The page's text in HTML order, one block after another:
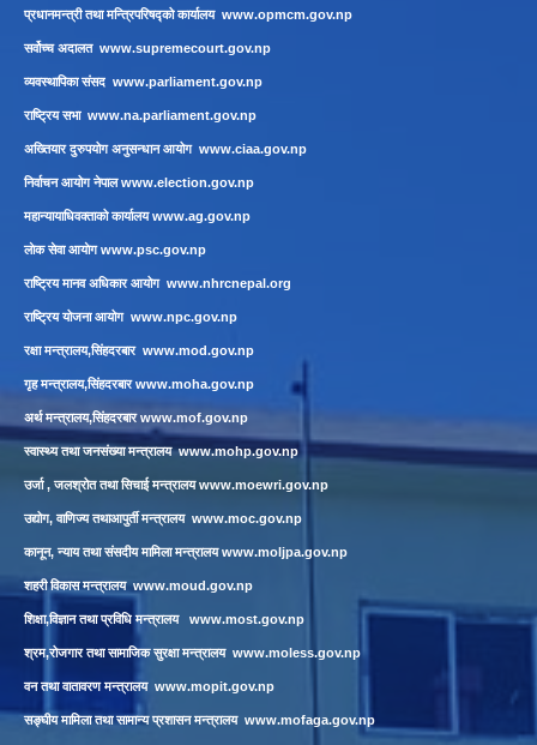
प्रधानमन्त्री तथा मन्त्रिपरिषद्को कार्यालय www.opmcm.gov.np
सर्वोच्च अदालत www.supremecourt.gov.np
व्यवस्थापिका संसद www.parliament.gov.np
राष्ट्रिय सभा www.na.parliament.gov.np
अख्तियार दुरुपयोग अनुसन्धान आयोग www.ciaa.gov.np
निर्वाचन आयोग नेपालwww.election.gov.np
महान्यायाधिवक्ताको कार्यालयwww.ag.gov.np
लाेक सेवा आयाेगwww.psc.gov.np
राष्ट्रिय मानव अधिकार आयोग www.nhrcnepal.org
राष्ट्रिय योजना आयोग www.npc.gov.np
रक्षा मन्त्रालय,सिंहदरबार www.mod.gov.np
गृह मन्त्रालय,सिंहदरबारwww.moha.gov.np
अर्थ मन्त्रालय,सिंहदरबारwww.mof.gov.np
स्वास्थ्य तथा जनसंख्या मन्त्रालयwww.mohp.gov.np
उर्जा , जलश्रोत तथा सिचाई मन्त्रालयwww.moewri.gov.np
उद्योग, वाणिज्य तथाआपुर्ती मन्त्रालय www.moc.gov.np
कानून, न्याय तथा संसदीय मामिला मन्त्रालयwww.moljpa.gov.np
शहरी विकास मन्त्रालयwww.moud.gov.np
शिक्षा,विज्ञान तथा प्रविधि मन्त्रालय www.most.gov.np
श्रम,रोजगार तथा सामाजिक सुरक्षा मन्त्रालय www.moless.gov.np
वन तथा वातावरण मन्त्रालय www.mopit.gov.np
सङ्घीय मामिला तथा सामान्य प्रशासन मन्त्रालय www.mofaga.gov.np